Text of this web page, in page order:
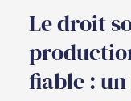
Le droit
fiable :